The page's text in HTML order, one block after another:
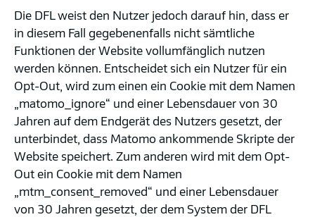
Die DFL weist den Nutzer jedoch darauf hin, dass er
in diesem Fall gegebenenfalls nicht sämtliche
Funktionen der Website vollumfänglich nutzen
werden können. Entscheidet sich ein Nutzer für ein
Opt-Out, wird zum einen ein Cookie mit dem Namen
„matomo_ignore“ und einer Lebensdauer von 30
Jahren auf dem Endgerät des Nutzers gesetzt, der
unterbindet, dass Matomo ankommende Skripte der
Website speichert. Zum anderen wird mit dem Opt-
Out ein Cookie mit dem Namen
„mtm_consent_removed“ und einer Lebensdauer
von 30 Jahren gesetzt, der dem System der DFL